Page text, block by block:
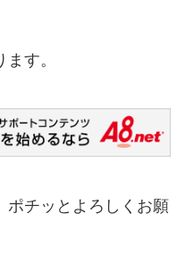
す。
ポチッとよろしくお願